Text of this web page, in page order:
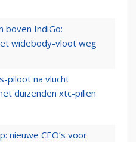
boven IndiGo:
widebody-vloot weg
piloot na vlucht
duizenden xtc-pillen
nieuwe CEO’s voor